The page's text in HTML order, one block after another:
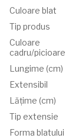
Culoare blat
Tip produs
Culoare
cadru/picioare
Lungime (cm)
Extensibil
Lățime (cm)
Tip extensie
Forma blatului